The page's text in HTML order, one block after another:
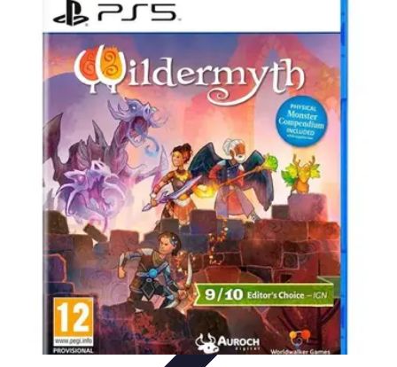
Univers Gamers
Tendances GamingÉquipement GamerGenres de
TendancesPsychologie et Sociologie
Univers Gamers